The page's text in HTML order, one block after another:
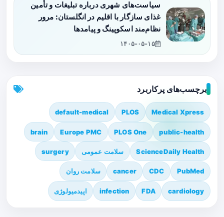
سیاست‌های شهری درباره تبلیغات و تأمین
غذای سازگار با اقلیم در انگلستان: مرور
نظام‌مند اسکوپینگ و پیامدها
۱۴۰۵-۰۵-۱۵
برچسب‌های پرکاربرد
Medical Xpress
PLOS
default-medical
public-health
PLOS One
Europe PMC
brain
ScienceDaily Health سلامت عمومی surgery
PubMed
CDC
cancer سلامت روان
cardiology
FDA
infection اپیدمیولوژی